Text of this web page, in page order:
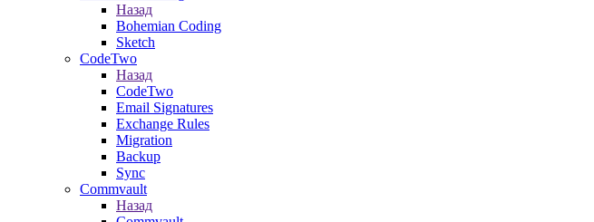
Назад
Bohemian Coding
Sketch
CodeTwo
Назад
CodeTwo
Email Signatures
Exchange Rules
Migration
Backup
Sync
Commvault
Назад